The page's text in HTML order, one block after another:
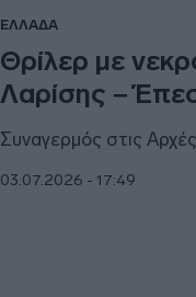
ΕΛΛΑΔΑ
Θρίλερ με
Λαρίσης –
Συναγερμός στις Αρχές
03.07.2026 - 17:49